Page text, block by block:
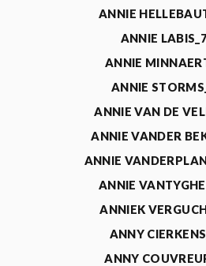
ANNIE
ANNIE
ANNIE
ANNIE
ANNIE VAN DE
ANNIE VANDER
ANNIE
ANNIE
ANNIEK
ANNY
ANNY